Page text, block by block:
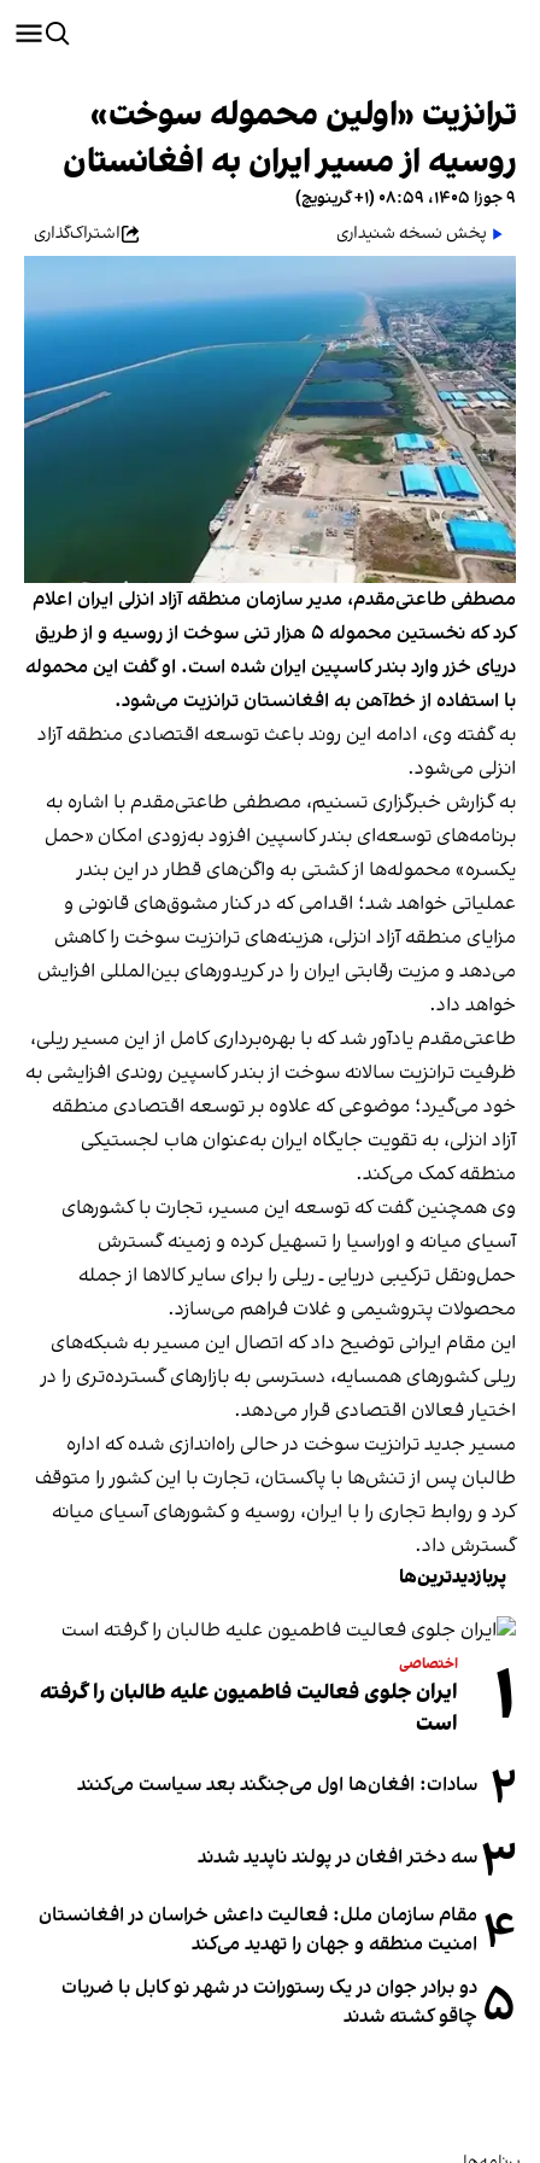
ترانزیت «اولین محموله سوخت»
روسیه از مسیر ایران به افغانستان
۹ جوزا ۱۴۰۵، ۰۸:۵۹ (‎+۱ گرینویچ)
پخش نسخه شنیداری
اشتراک‌گذاری
مصطفی طاعتی‌مقدم، مدیر سازمان منطقه آزاد انزلی ایران اعلام
کرد که نخستین محموله ۵ هزار تنی سوخت از روسیه و از طریق
دریای خزر وارد بندر کاسپین ایران شده است. او گفت این محموله
با استفاده از خط‌آهن به افغانستان ترانزیت می‌شود.
به گفته وی، ادامه این روند باعث توسعه اقتصادی منطقه آزاد
انزلی می‌شود.
به گزارش خبرگزاری تسنیم، مصطفی طاعتی‌مقدم با اشاره به
برنامه‌های توسعه‌ای بندر کاسپین افزود به‌زودی امکان «حمل
یکسره» محموله‌ها از کشتی به واگن‌های قطار در این بندر
عملیاتی خواهد شد؛ اقدامی که در کنار مشوق‌های قانونی و
مزایای منطقه آزاد انزلی، هزینه‌های ترانزیت سوخت را کاهش
می‌دهد و مزیت رقابتی ایران را در کریدورهای بین‌المللی افزایش
خواهد داد.
طاعتی‌مقدم یادآور شد که با بهره‌برداری کامل از این مسیر ریلی،
ظرفیت ترانزیت سالانه سوخت از بندر کاسپین روندی افزایشی به
خود می‌گیرد؛ موضوعی که علاوه بر توسعه اقتصادی منطقه
آزاد انزلی، به تقویت جایگاه ایران به‌عنوان هاب لجستیکی
منطقه کمک می‌کند.
وی همچنین گفت که توسعه این مسیر، تجارت با کشورهای
آسیای میانه و اوراسیا را تسهیل کرده و زمینه گسترش
حمل‌ونقل ترکیبی دریایی ـ ریلی را برای سایر کالاها از جمله
محصولات پتروشیمی و غلات فراهم می‌سازد.
این مقام ایرانی توضیح داد که اتصال این مسیر به شبکه‌های
ریلی کشورهای همسایه، دسترسی به بازارهای گسترده‌تری را در
اختیار فعالان اقتصادی قرار می‌دهد.
مسیر جدید ترانزیت سوخت در حالی راه‌اندازی شده که اداره
طالبان پس از تنش‌ها با پاکستان، تجارت با این کشور را متوقف
کرد و روابط تجاری را با ایران، روسیه و کشورهای آسیای میانه
گسترش داد.
پربازدیدترین‌ها
۱ اختصاصی
ایران جلوی فعالیت فاطمیون علیه طالبان را گرفته
است
۲ سادات: افغان‌ها اول می‌جنگند بعد سیاست می‌کنند
۳سه دختر افغان در پولند ناپدید شدند
۴ مقام سازمان ملل: فعالیت داعش خراسان در افغانستان
امنیت منطقه و جهان را تهدید می‌کند
۵ دو برادر جوان در یک رستورانت در شهر نو کابل با ضربات
چاقو کشته شدند